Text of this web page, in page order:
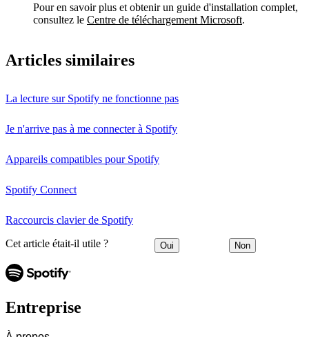
Pour en savoir plus et obtenir un guide d'installation complet,
consultez le Centre de téléchargement Microsoft.
Articles similaires
La lecture sur Spotify ne fonctionne pas
Je n'arrive pas à me connecter à Spotify
Appareils compatibles pour Spotify
Spotify Connect
Raccourcis clavier de Spotify
Cet article était-il utile ? Oui Non
Entreprise